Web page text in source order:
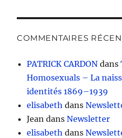
COMMENTAIRES
PATRICK CARDON dans
Homosexuals – La
identités 1869–1939
elisabeth dans
Jean dansNewsletter
elisabeth dans